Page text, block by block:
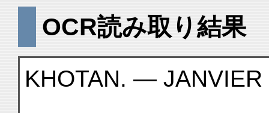
OCR読み取り結果
KHOTAN. — JANVIER